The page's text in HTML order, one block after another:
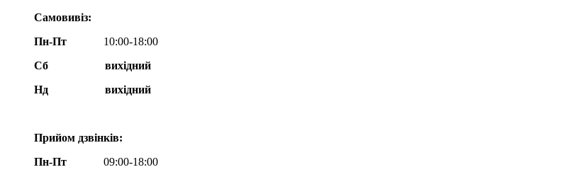
Самовивіз:
Пн-Пт
10:00-18:00
Сб
вихідний
Нд
вихідний
Прийом дзвінків:
Пн-Пт
09:00-18:00